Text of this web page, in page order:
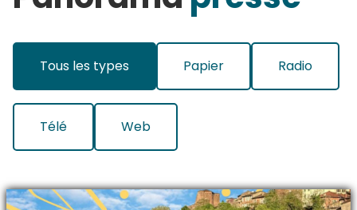
Tous les types Papier Radio
Télé Web